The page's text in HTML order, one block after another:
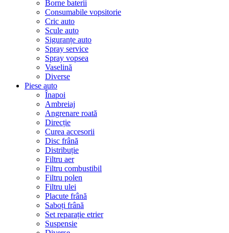
Borne baterii
Consumabile vopsitorie
Cric auto
Scule auto
Siguranțe auto
Spray service
Spray vopsea
Vaselină
Diverse
Piese auto
Înapoi
Ambreiaj
Angrenare roată
Direcție
Curea accesorii
Disc frână
Distribuție
Filtru aer
Filtru combustibil
Filtru polen
Filtru ulei
Placute frână
Saboți frână
Set reparație etrier
Suspensie